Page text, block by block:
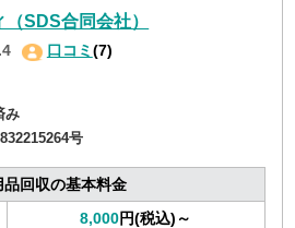
SDS合同会社）
口コミ(7)
み
号
品回収の基本料金
8,000円(税込)～